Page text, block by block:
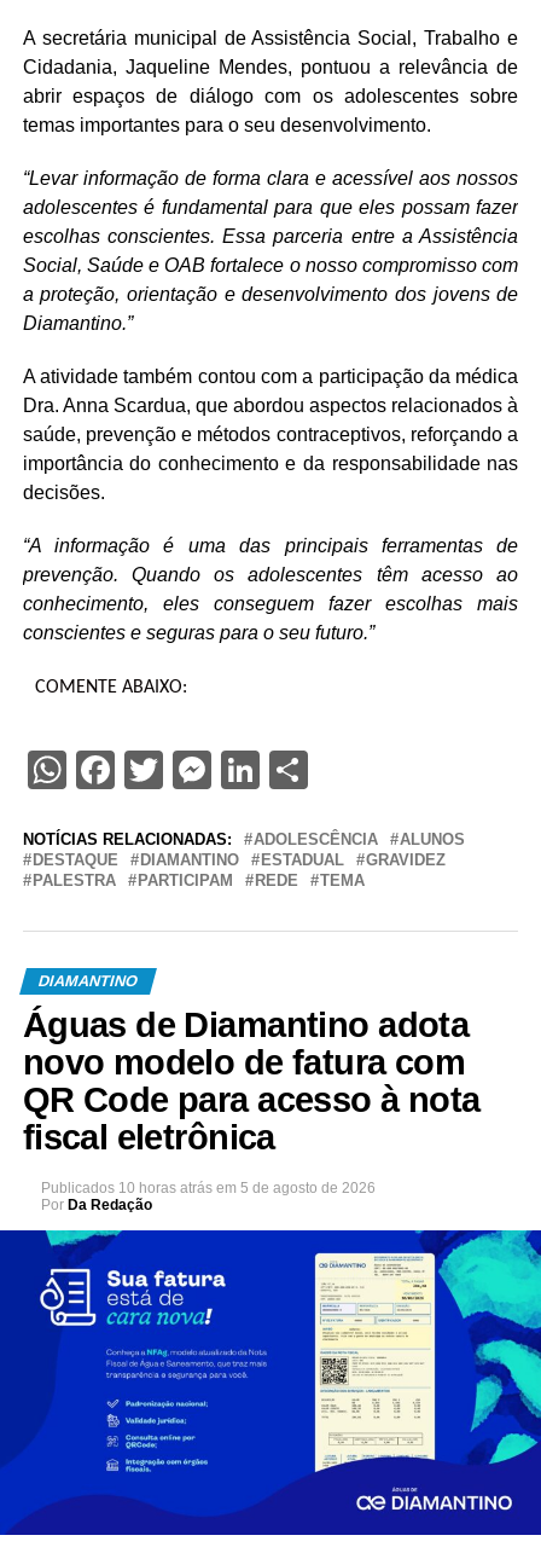
A secretária municipal de Assistência Social, Trabalho e
Cidadania, Jaqueline Mendes, pontuou a relevância de
abrir espaços de diálogo com os adolescentes sobre
temas importantes para o seu desenvolvimento.
“Levar informação de forma clara e acessível aos nossos
adolescentes é fundamental para que eles possam fazer
escolhas conscientes. Essa parceria entre a Assistência
Social, Saúde e OAB fortalece o nosso compromisso com
a proteção, orientação e desenvolvimento dos jovens de
Diamantino.”
A atividade também contou com a participação da médica
Dra. Anna Scardua, que abordou aspectos relacionados à
saúde, prevenção e métodos contraceptivos, reforçando a
importância do conhecimento e da responsabilidade nas
decisões.
“A informação é uma das principais ferramentas de
prevenção. Quando os adolescentes têm acesso ao
conhecimento, eles conseguem fazer escolhas mais
conscientes e seguras para o seu futuro.”
COMENTE ABAIXO:
WhatsApp
Facebook
TwitterMessenger
LinkedIn
NOTÍCIAS RELACIONADAS: ADOLESCÊNCIA
ALUNOS
DESTAQUE
DIAMANTINO ESTADUAL
GRAVIDEZ
PALESTRA
PARTICIPAM REDE TEMA
DIAMANTINO
Águas de Diamantino adota
novo modelo de fatura com
QR Code para acesso à nota
fiscal eletrônica
Publicados 10 horas atrás em 5 de agosto de 2026
Por Da Redação